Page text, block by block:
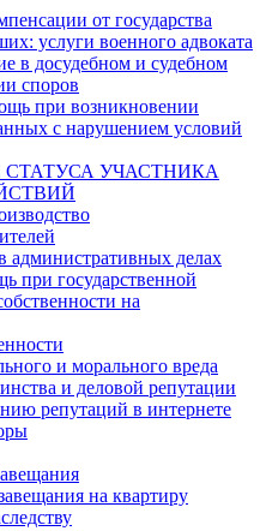
от государства
услуги военного адвоката
в досудебном и судебном
споров
при возникновении
с нарушением условий
УЧАСТНИКА
административных делах
при государственной
на
и морального вреда
и деловой репутации
репутаций в интернете
на квартиру